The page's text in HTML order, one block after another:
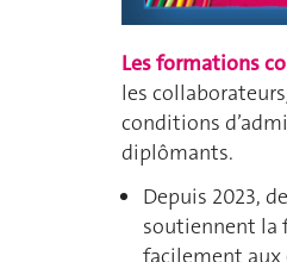
Les formations
les
conditions
diplômants.
Depuis 2023,
soutiennent la